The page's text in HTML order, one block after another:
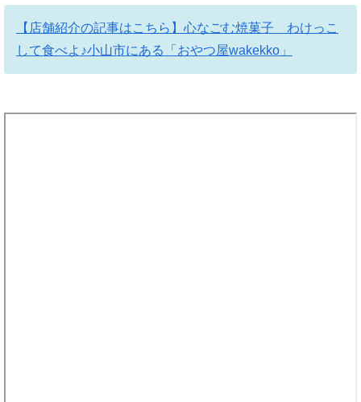
【店舗紹介の記事はこちら】心なごむ焼菓子 わけっこ
して食べよ♪小山市にある「おやつ屋wakekko」